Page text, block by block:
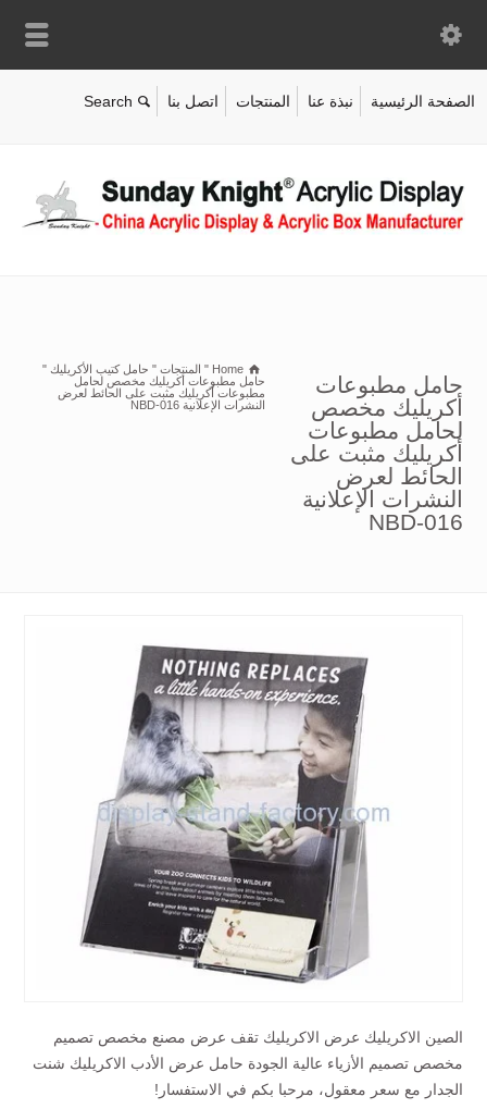
الصفحة الرئيسية نبذة عنا المنتجات اتصل بنا
حامل مطبوعات
أكريليك مخصص
لحامل مطبوعات
أكريليك مثبت على
الحائط لعرض
النشرات الإعلانية
NBD-016
Home
" المنتجات " حامل كتيب الأكريليك "
حامل مطبوعات أكريليك مخصص لحامل
مطبوعات أكريليك مثبت على الحائط لعرض
النشرات الإعلانية NBD-016
الصين الاكريليك عرض الاكريليك تقف عرض مصنع مخصص تصميم
مخصص تصميم الأزياء عالية الجودة حامل عرض الأدب الاكريليك شنت
الجدار مع سعر معقول، مرحبا بكم في الاستفسار!